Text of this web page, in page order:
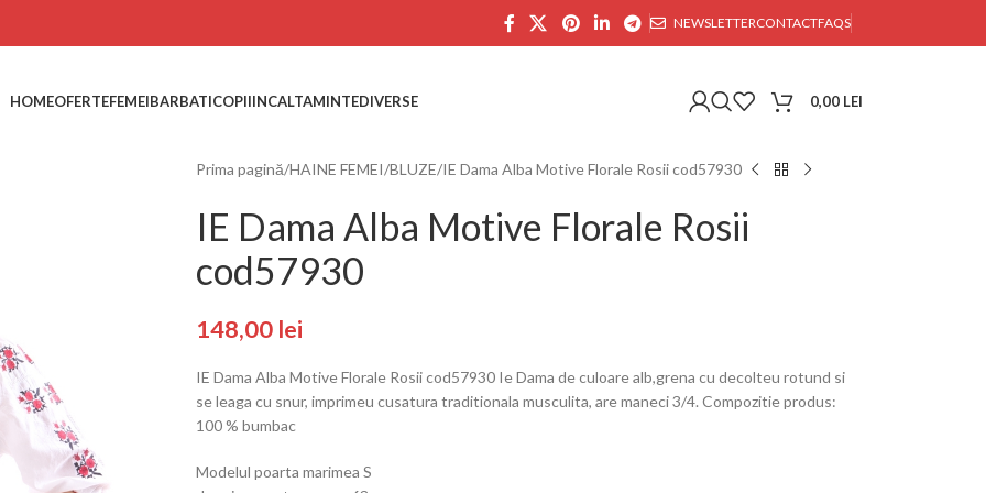
NEWSLETTERCONTACTFAQS
HOMEOFERTEFEMEIBARBATICOPIIINCALTAMINTEDIVERSE 0,00 LEI
Prima pagină HAINE FEMEI BLUZE IE Dama Alba Motive Florale Rosii cod57930
IE Dama Alba Motive Florale Rosii
cod57930
148,00 lei
IE Dama Alba Motive Florale Rosii cod57930 Ie Dama de culoare alb,grena cu decolteu rotund si
se leaga cu snur, imprimeu cusatura traditionala musculita, are maneci 3/4. Compozitie produs:
100 % bumbac
Modelul poarta marimea S